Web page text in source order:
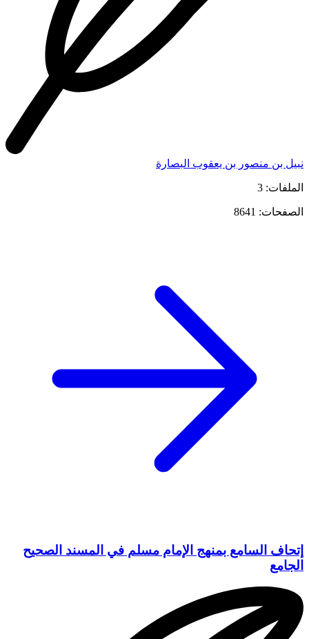
نبيل بن منصور بن يعقوب البصارة
الملفات: 3
الصفحات: 8641
إتحاف السامع بمنهج الإمام مسلم في المسند الصحيح
الجامع